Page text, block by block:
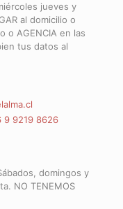
jueves y
al domicilio o
o AGENCIA en las
tus datos al
9 9219 8626
domingos y
NO TENEMOS